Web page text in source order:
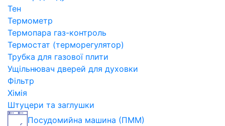
Тен
Термометр
Термопара газ-контроль
Термостат (терморегулятор)
Трубка для газової плити
Ущільнювач дверей для духовки
Фільтр
Хімія
Штуцери та заглушки
Посудомийна машина (ПММ)